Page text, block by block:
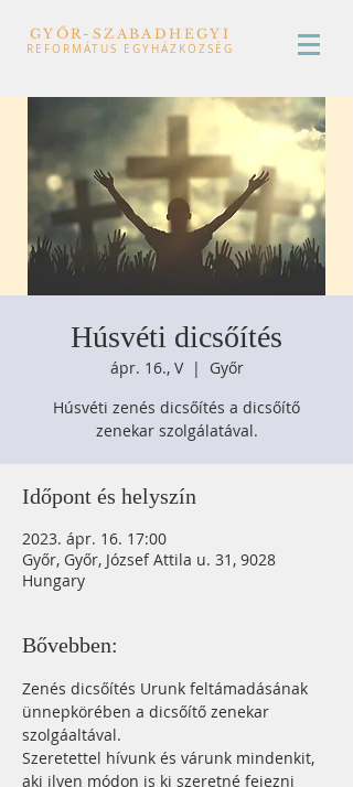
GYŐR-SZABADHEGYI
REFORMÁTUS EGYHÁZKÖZSÉG
Húsvéti dicsőítés
ápr. 16., V
  |
Győr
Húsvéti zenés dicsőítés a dicsőítő
zenekar szolgálatával.
Időpont és helyszín
2023. ápr. 16. 17:00
Győr, Győr, József Attila u. 31, 9028
Hungary
Bővebben:
Zenés dicsőítés Urunk feltámadásának
ünnepkörében a dicsőítő zenekar
szolgáaltával.
Szeretettel hívunk és várunk mindenkit,
aki ilyen módon is ki szeretné fejezni